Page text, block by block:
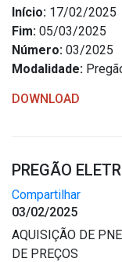
Início: 17/02/2025
Fim: 05/03/2025
Número: 03/2025
Modalidade:
DOWNLOAD
PREGÃO
Compartilhar
03/02/2025
AQUISIÇÃO DE
DE PREÇOS